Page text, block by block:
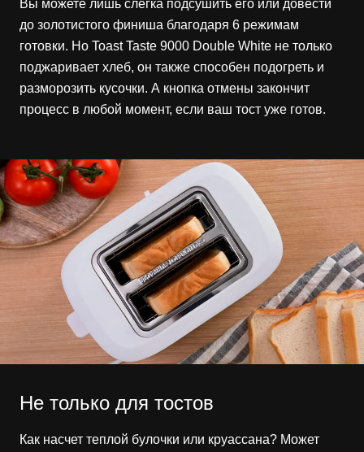
Вы можете лишь слегка подсушить его или довести
до золотистого финиша благодаря 6 режимам
готовки. Но Toast Taste 9000 Double White не только
поджаривает хлеб, он также способен подогреть и
разморозить кусочки. А кнопка отмены закончит
процесс в любой момент, если ваш тост уже готов.
Не только для тостов
Как насчет теплой булочки или круассана? Может